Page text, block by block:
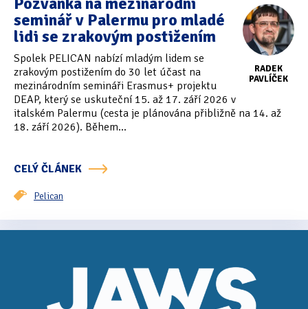
RADEK
PAVLÍČEK
seminář v Palermu pro mladé
lidi se zrakovým postižením
Spolek PELICAN nabízí mladým lidem se
zrakovým postižením do 30 let účast na
mezinárodním semináři Erasmus+ projektu
DEAP, který se uskuteční 15. až 17. září 2026 v
italském Palermu (cesta je plánována přibližně na 14. až
18. září 2026). Během...
CELÝ ČLÁNEK
Pelican